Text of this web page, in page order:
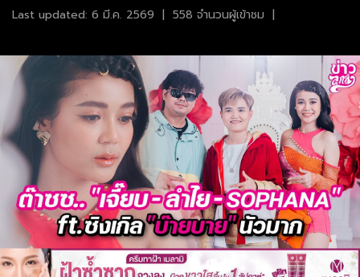
Last updated: 6 มี.ค. 2569 | 558 จำนวนผู้เข้าชม |